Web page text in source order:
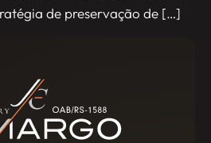
de preservação de […]